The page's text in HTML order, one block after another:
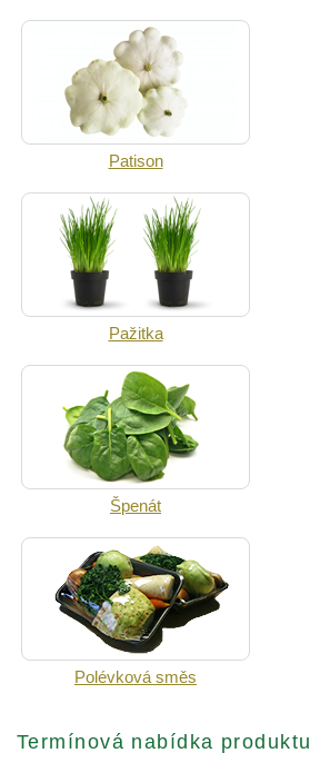
Patison
Pažitka
Špenát
Polévková směs
Termínová nabídka produktu